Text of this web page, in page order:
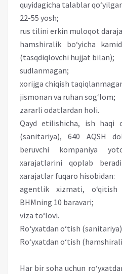
quyidagicha talablar
22-55 yosh;
rus tilini erkin muloqot
hamshiralik bo‘yicha
(tasqdiqlovchi hujjat bilan);
sudlanmagan;
xorijga chiqish
jismonan va ruhan sog‘lom;
zararli odatlardan holi.
Qayd etilishicha, ish haqi
(sanitariya), 640 AQSH
beruvchi kompaniya
xarajatlarini qoplab
xarajatlar fuqaro hisobidan:
agentlik xizmati,
BHMning 10 baravari;
viza to‘lovi.
Ro‘yxatdan o‘tish (sanitariya)
Ro‘yxatdan o‘tish
Har bir soha uchun